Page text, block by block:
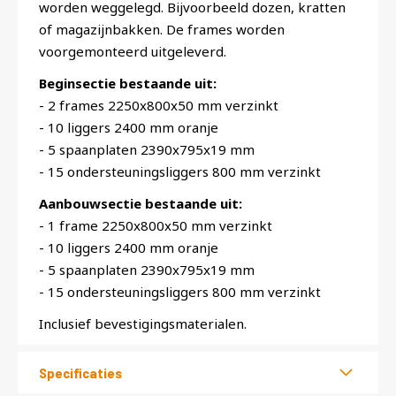
worden weggelegd. Bijvoorbeeld dozen, kratten
of magazijnbakken. De frames worden
voorgemonteerd uitgeleverd.
Beginsectie bestaande uit:
- 2 frames 2250x800x50 mm verzinkt
- 10 liggers 2400 mm oranje
- 5 spaanplaten 2390x795x19 mm
- 15 ondersteuningsliggers 800 mm verzinkt
Aanbouwsectie bestaande uit:
- 1 frame 2250x800x50 mm verzinkt
- 10 liggers 2400 mm oranje
- 5 spaanplaten 2390x795x19 mm
- 15 ondersteuningsliggers 800 mm verzinkt
Inclusief bevestigingsmaterialen.
Specificaties